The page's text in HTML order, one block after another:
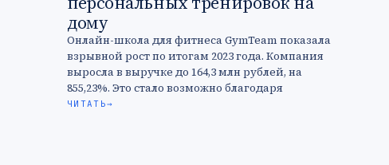
дому
Онлайн-школа для фитнеса GymTeam показала
взрывной рост по итогам 2023 года. Компания
выросла в выручке до 164,3 млн рублей, на
855,23%. Это стало возможно благодаря
персонализации тренировок, включающей
ЧИТАТЬ→